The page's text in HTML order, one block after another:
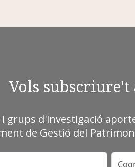
Vols
grups d'investigació
de Gestió del